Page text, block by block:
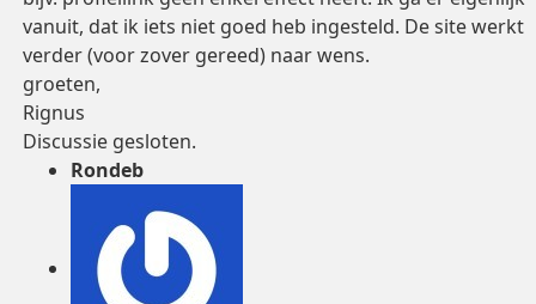
vanuit, dat ik iets niet goed heb ingesteld. De site werkt
verder (voor zover gereed) naar wens.
groeten,
Rignus
Discussie gesloten.
Rondeb